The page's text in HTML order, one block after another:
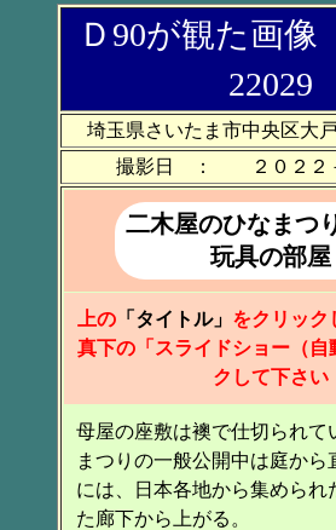
Ｄ90が観た画
22029
埼玉県さいたま市中央区大
撮影日 ： ２０２２
二木屋のひなまつ
玩具の部屋
上の 「タイトル」 をクリック
真下の「スライドショー（自
クして下さい
母屋の座敷は襖で仕切られ
まつりの一般公開中は庭から
には、日本各地から集められ
た廊下から上がる。